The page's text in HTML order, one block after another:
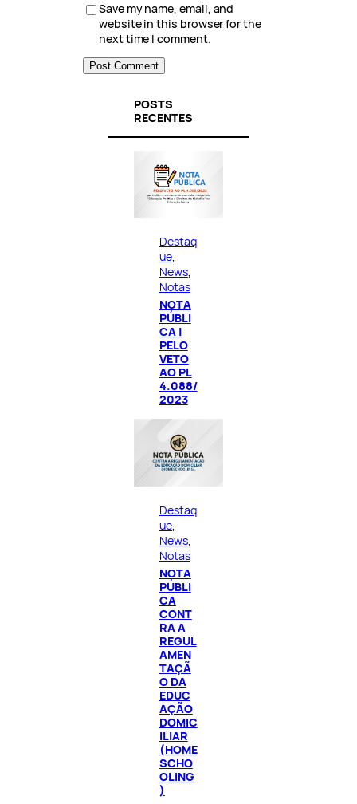
Save my name, email, and
website in this browser for the
next time I comment.
POSTS
RECENTES
Destaq
ue
News
Notas
NOTA
PÚBLI
CA |
PELO
VETO
AO PL
4.088/
2023
Destaq
ue
News
Notas
NOTA
PÚBLI
CA
CONT
RA A
REGUL
AMEN
TAÇÃ
O DA
EDUC
AÇÃO
DOMIC
ILIAR
(HOME
SCHO
OLING
)